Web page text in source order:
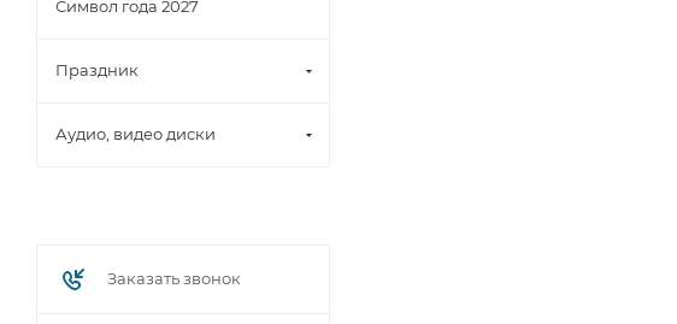
Символ года 2027
Праздник
Аудио, видео диски
Заказать звонок